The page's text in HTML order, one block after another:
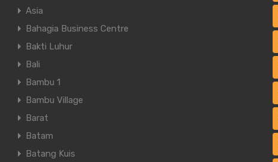
Asia
Bahagia Business Centre
Bakti Luhur
Bali
Bambu 1
Bambu Village
Barat
Batam
Batang Kuis